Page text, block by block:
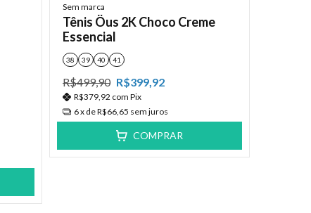
Sem marca
Tênis Öus 2K Choco Creme
Essencial
38 39 40 41
R$499,90 R$399,92
R$379,92 com Pix
6x deR$66,65 sem juros
COMPRAR